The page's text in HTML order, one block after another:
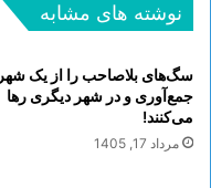
نوشته های مشابه
سگ‌های بلاصاحب را از یک شهر
جمع‌آوری و در شهر دیگری رها
می‌کنند!
مرداد 17, 1405